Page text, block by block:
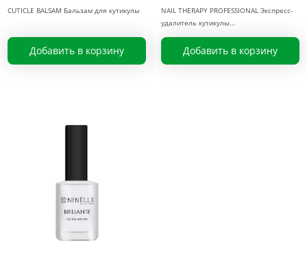
CUTICLE BALSAM Бальзам для кутикулы
Добавить в корзину
NAIL THERAPY PROFESSIONAL Экспресс-
удалитель кутикулы
Добавить в корзину